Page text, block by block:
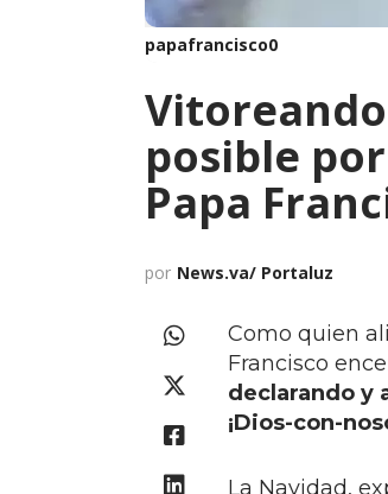
papafrancisco0
posible
Papa
por News.va/ Portaluz
Como quien
Francisco
declarando y
¡Dios-con-
La Navidad,